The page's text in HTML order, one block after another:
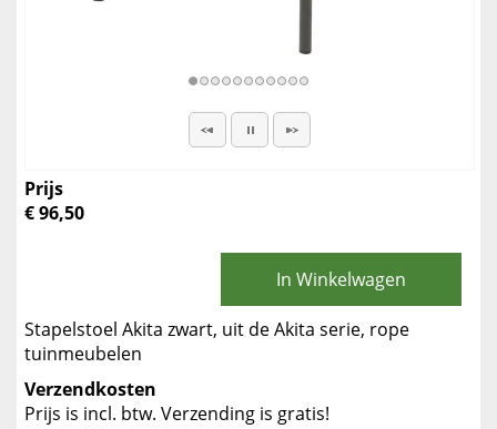
Prijs
€ 96,50
In Winkelwagen
Stapelstoel Akita zwart, uit de Akita serie, rope
tuinmeubelen
Verzendkosten
Prijs is incl. btw. Verzending is gratis!